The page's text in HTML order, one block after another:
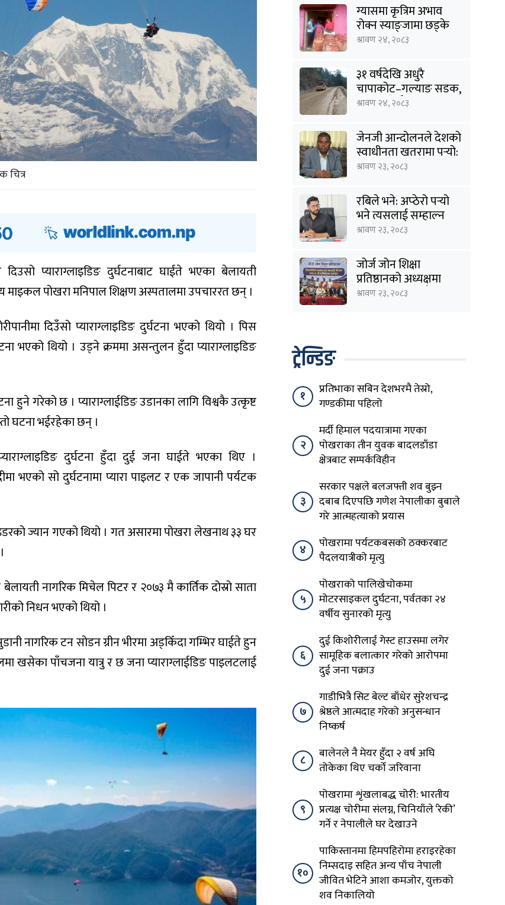
चित्र
प्याराग्लाइडिङ दुर्घटनाबाट घाईते भएका बेलायती
माइकल पोखरा मनिपाल शिक्षण अस्पतालमा उपचाररत छन् ।
दिउँसो प्याराग्लाइडिङ दुर्घटना भएको थियो । पिस
भएको थियो । उड्ने क्रममा असन्तुलन हुँदा प्याराग्लाइडिङ
हुने गरेको छ । प्याराग्लाईडिङ उडानका लागि विश्वकै उत्कृष्ट
घटना भईरहेका छन् ।
दुर्घटना हुँदा दुई जना घाईते भएका थिए ।
भएको सो दुर्घटनामा प्यारा पाइलट र एक जापानी पर्यटक
ज्यान गएको थियो । गत असारमा पोखरा लेखनाथ ३३ घर
नागरिक मिचेल पिटर र २०७३ मै कार्तिक दोस्रो साता
निधन भएको थियो ।
नागरिक टन सोडन ग्रीन भीरमा अड्किँदा गम्भिर घाईते हुन
खसेका पाँचजना यात्रु र छ जना प्याराग्लाईडिङ पाइलटलाई
ग्यासमा कृत्रिम अभाव
रोक्न स्याङ्जामा छड्के
अनुगमन
श्रावण २४, २०८३
३१ वर्षदेखि अधुरै
चापाकोट–गल्याङ सडक,
आधा काममै अल्झियो
श्रावण २४, २०८३
जेनजी आन्दोलनले देशको
स्वाधीनता खतरामा पर्‍यो:
उपेन्द्र यादव
श्रावण २३, २०८३
रबिले भने: अप्ठेरो पर्‍यो
भने त्यसलाई सम्हाल्न
सक्ने गार्जियनसिप हाम्रो
श्रावण २३, २०८३
जोर्ज जोन शिक्षा
प्रतिष्ठानको अध्यक्षमा
विनोद कायस्थ, पाँच
श्रावण २३, २०८३
ट्रेन्डिङ
१
प्रतिभाका सबिन देशभरमै तेस्रो,
गण्डकीमा पहिलो
२
मर्दी हिमाल पदयात्रामा गएका
पोखराका तीन युवक बादलडाँडा
क्षेत्रबाट सम्पर्कविहीन
३
सरकार पक्षले बलजफ्ती शव बुझ्न
दबाब दिएपछि गणेश नेपालीका बुबाले
गरे आत्महत्याको प्रयास
४
पोखरामा पर्यटकबसको ठक्करबाट
पैदलयात्रीको मृत्यु
५
पोखराको पालिखेचोकमा
मोटरसाइकल दुर्घटना, पर्वतका २४
वर्षीय सुनारको मृत्यु
६
दुई किशोरीलाई गेस्ट हाउसमा लगेर
सामूहिक बलात्कार गरेको आरोपमा
दुई जना पक्राउ
७
गाडीभित्रै सिट बेल्ट बाँधेर सुरेशचन्द्र
श्रेष्ठले आत्मदाह गरेको अनुसन्धान
निष्कर्ष
८
बालेनले नै मेयर हुँदा २ वर्ष अघि
तोकेका थिए चर्को जरिवाना
९
पोखरामा शृंखलाबद्ध चोरी: भारतीय
प्रत्यक्ष चोरीमा संलग्न, चिनियाँले ‘रेकी’
गर्ने र नेपालीले घर देखाउने
१०
पाकिस्तानमा हिमपहिरोमा हराइरहेका
निम्सदाइ सहित अन्य पाँच नेपाली
जीवित भेटिने आशा कमजोर, युक्तको
शव निकालियो